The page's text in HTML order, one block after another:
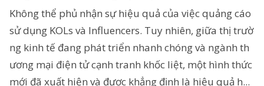
Nghệ 24h
Không thể phủ nhận sự hiệu quả của việc quảng cáo
sử dụng KOLs và Influencers. Tuy nhiên, giữa thị trườ
ng kinh tế đang phát triển nhanh chóng và ngành th
ương mại điện tử cạnh tranh khốc liệt, một hình thức
mới đã xuất hiện và được khẳng định là hiệu quả h...